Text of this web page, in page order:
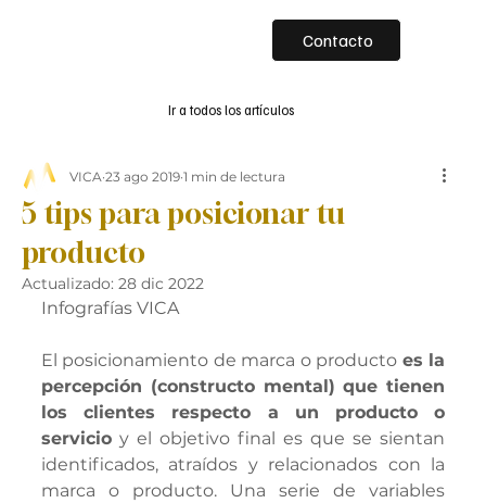
Contacto
Ir a todos los artículos
5 tips para posicionar tu
producto
VICA 23 ago 2019 1 min de lectura
Actualizado: 28 dic 2022
Infografías VICA
El posicionamiento de marca o producto es la
percepción (constructo mental) que tienen
los clientes respecto a un producto o
servicio y el objetivo final es que se sientan
identificados, atraídos y relacionados con la
marca o producto. Una serie de variables